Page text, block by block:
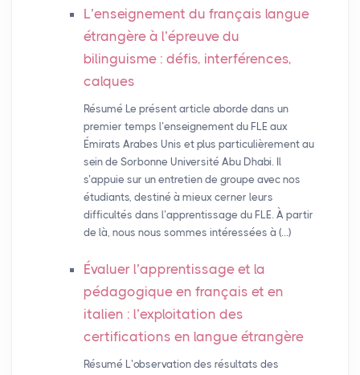
L’enseignement du français langue
étrangère à l’épreuve du
bilinguisme : défis, interférences,
calques
Résumé Le présent article aborde dans un
premier temps l’enseignement du FLE aux
Émirats Arabes Unis et plus particulièrement au
sein de Sorbonne Université Abu Dhabi. Il
s’appuie sur un entretien de groupe avec nos
étudiants, destiné à mieux cerner leurs
difficultés dans l’apprentissage du FLE. À partir
de là, nous nous sommes intéressées à (…)
Évaluer l’apprentissage et la
pédagogique en français et en
italien : l’exploitation des
certifications en langue étrangère
Résumé L’observation des résultats des